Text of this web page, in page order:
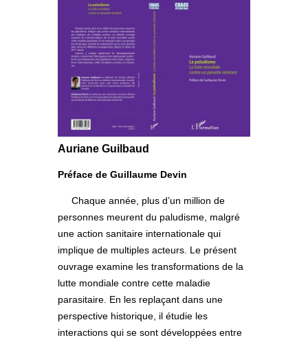
Auriane Guilbaud
Préface de Guillaume Devin
Chaque année, plus d’un million de
personnes meurent du paludisme, malgré
une action sanitaire internationale qui
implique de multiples acteurs. Le présent
ouvrage examine les transformations de la
lutte mondiale contre cette maladie
parasitaire. En les replaçant dans une
perspective historique, il étudie les
interactions qui se sont développées entre